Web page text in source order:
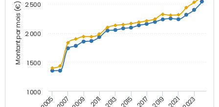
Montant par mois (€)
2005 2007 2009 2011 2013 2015 2017 2019 2021 2023
1 000
1 500
2 000
2 500